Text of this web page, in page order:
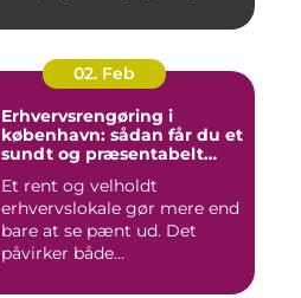
02. Feb
Erhvervsrengøring i
københavn: sådan får du et
sundt og præsentabelt
Et rent og velholdt
erhvervslokale gør mere end
bare at se pænt ud. Det
påvirker både